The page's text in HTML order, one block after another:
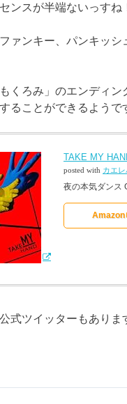
ンスが半端ないっすね
ァンキー、パンキッシ
くろみ」のエンディ
ることができるようで
TAKE MY
posted with カエレ
夜の本気ダンス
Amazon
式ツイッターもあり